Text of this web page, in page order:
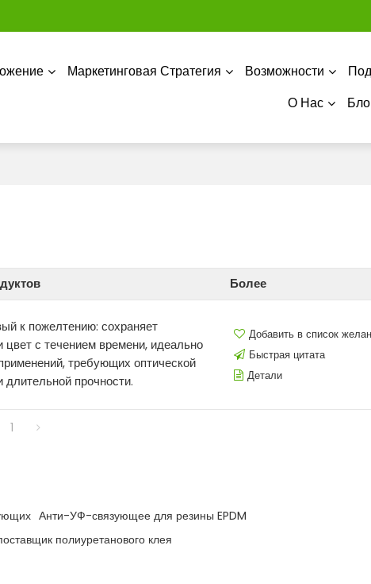
Маркетинговая Стратегия Возможности
О Нас
Более
к пожелтению: сохраняет
цвет с течением времени, идеально
требующих оптической
длительной прочности.
Добавить в список
Быстрая цитата
Детали
1
Анти-УФ-связующее для резины EPDM
полиуретанового клея